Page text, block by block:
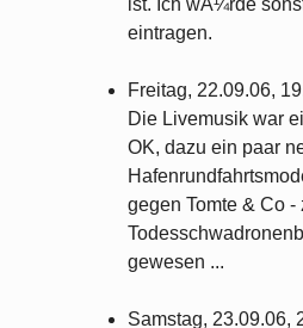
ist. Ich wÃ¼rde
eintragen.
Freitag, 22.09.06,
Die Livemusik war
OK, dazu ein paar
gegen Tomte & Co
gewesen ...
Samstag, 23.09.06,